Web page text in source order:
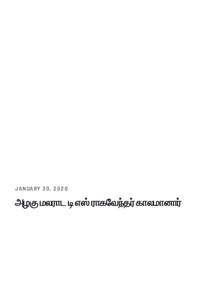
JANUARY 30, 2020
அழகு மலராட டி எஸ் ராகவேந்தர் காலமானார்